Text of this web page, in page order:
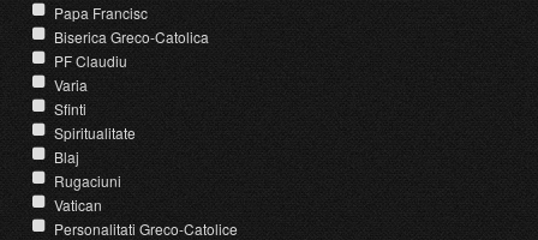
Papa Francisc
Biserica Greco-Catolica
PF Claudiu
Varia
Sfinti
Spiritualitate
Blaj
Rugaciuni
Vatican
Personalitati Greco-Catolice